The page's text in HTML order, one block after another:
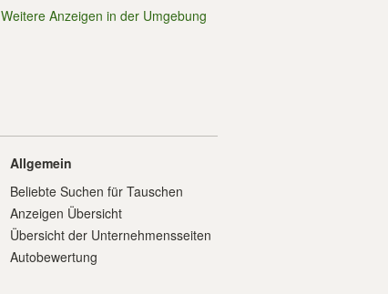
Weitere Anzeigen in der Umgebung
Allgemein
Beliebte Suchen für Tauschen
Anzeigen Übersicht
Übersicht der Unternehmensseiten
Autobewertung